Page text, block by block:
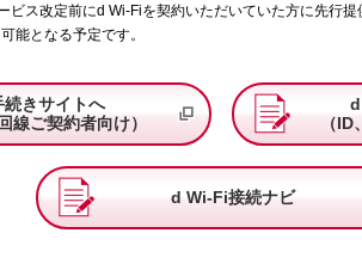
ビス改定前にd Wi-Fiを契約いただいていた方に先行
能となる予定です。
続きサイトへ
線ご契約者向け）
（
d Wi-Fi接続ナビ